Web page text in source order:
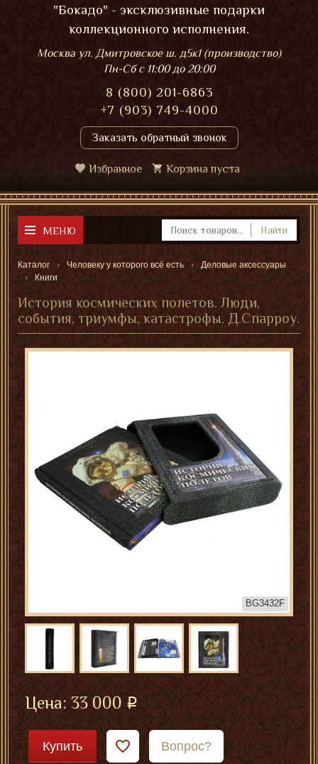
"Бокадо" - эксклюзивные подарки
коллекционного исполнения.
Москва ул. Дмитровское ш. д5к1 (производство)
Пн-Сбс 11:00 до 20:00
8 (800) 201-6863
+7 (903) 749-4000
Заказать обратный звонок
Избранное Корзина пуста
МЕНЮ Найти
Каталог Человеку у которого всё есть
Деловые аксессуары
Книги
История космических полетов. Люди,
события, триумфы, катастрофы. Д.Спарроу.
BG3432F
Цена:33 000
Купить Вопрос?